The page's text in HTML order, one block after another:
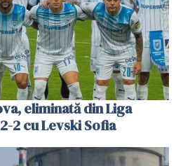
eliminată din Liga
2 cu Levski Sofia